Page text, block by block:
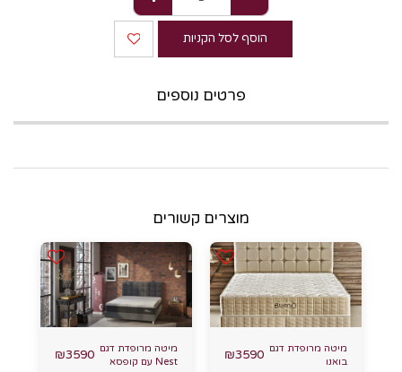
הוסף לסל הקניות
פרטים נוספים
מוצרים קשורים
מיטה מרופדת דגם
בואנו
₪3590
מיטה מרופדת דגם
Nest עם קופסא
₪3590